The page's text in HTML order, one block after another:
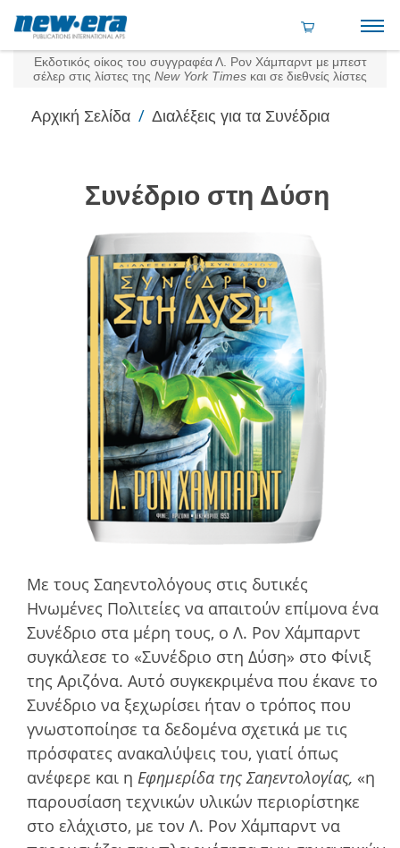
Εκδοτικός οίκος του συγγραφέα Λ. Ρον Χάμπαρντ με μπεστ
σέλερ στις λίστες της New York Times και σε διεθνείς λίστες
Αρχική Σελίδα / Διαλέξεις για τα Συνέδρια
Συνέδριο στη Δύση
Με τους Σαηεντολόγους στις δυτικές
Ηνωµένες Πολιτείες να απαιτούν επίµονα ένα
Συνέδριο στα µέρη τους, ο Λ. Ρον Χάμπαρντ
συγκάλεσε το «Συνέδριο στη Δύση» στο Φίνιξ
της Αριζόνα. Αυτό συγκεκριµένα που έκανε το
Συνέδριο να ξεχωρίσει ήταν ο τρόπος που
γνωστοποίησε τα δεδοµένα σχετικά µε τις
πρόσφατες ανακαλύψεις του, γιατί όπως
ανέφερε και η Εφηµερίδα της Σαηεντολογίας, «η
παρουσίαση τεχνικών υλικών περιορίστηκε
στο ελάχιστο, µε τον Λ. Ρον Χάµπαρντ να